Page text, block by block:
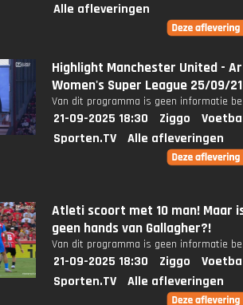
Alle afleveringen
Highlight Manchester United -
Women's Super League 25/09/21
Van dit programma is geen informatie
21-09-2025 18:30 Ziggo
Sporten.TV
Alle afleveringen
Atleti scoort met 10 man! Maar
geen hands van Gallagher?!
Van dit programma is geen informatie
21-09-2025 18:30 Ziggo
Sporten.TV
Alle afleveringen